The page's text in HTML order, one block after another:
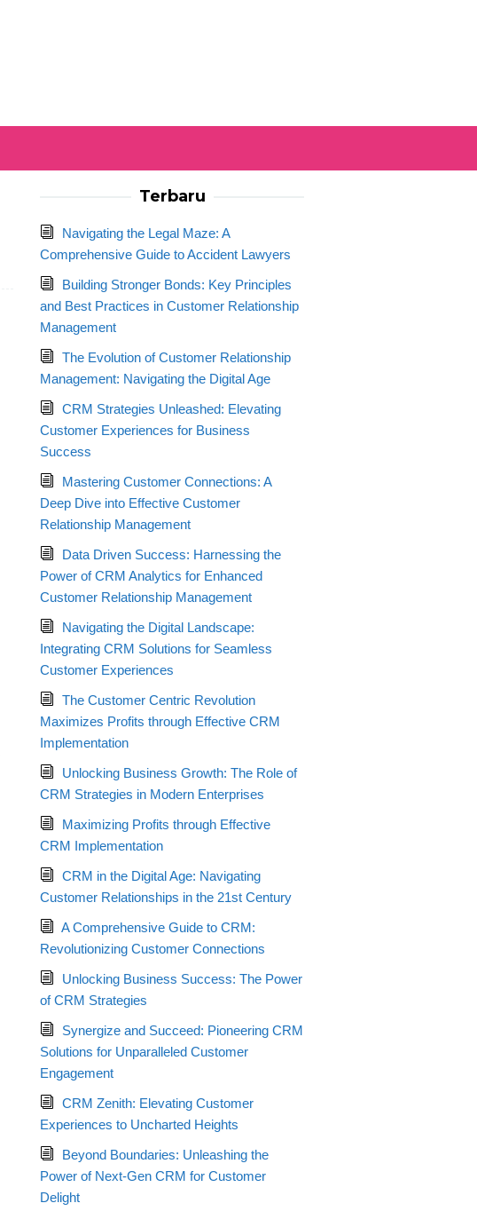
Terbaru
Navigating the Legal Maze: A
Comprehensive Guide to Accident Lawyers
Building Stronger Bonds: Key Principles
and Best Practices in Customer Relationship
Management
The Evolution of Customer Relationship
Management: Navigating the Digital Age
CRM Strategies Unleashed: Elevating
Customer Experiences for Business
Success
Mastering Customer Connections: A
Deep Dive into Effective Customer
Relationship Management
Data Driven Success: Harnessing the
Power of CRM Analytics for Enhanced
Customer Relationship Management
Navigating the Digital Landscape:
Integrating CRM Solutions for Seamless
Customer Experiences
The Customer Centric Revolution
Maximizes Profits through Effective CRM
Implementation
Unlocking Business Growth: The Role of
CRM Strategies in Modern Enterprises
Maximizing Profits through Effective
CRM Implementation
CRM in the Digital Age: Navigating
Customer Relationships in the 21st Century
A Comprehensive Guide to CRM:
Revolutionizing Customer Connections
Unlocking Business Success: The Power
of CRM Strategies
Synergize and Succeed: Pioneering CRM
Solutions for Unparalleled Customer
Engagement
CRM Zenith: Elevating Customer
Experiences to Uncharted Heights
Beyond Boundaries: Unleashing the
Power of Next-Gen CRM for Customer
Delight